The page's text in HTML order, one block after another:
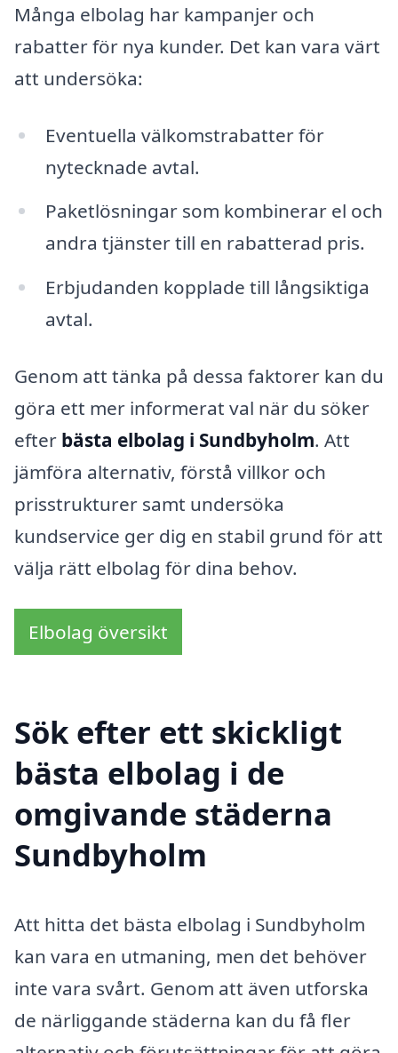
Många elbolag har kampanjer och
rabatter för nya kunder. Det kan vara värt
att undersöka:
Eventuella välkomstrabatter för
nytecknade avtal.
Paketlösningar som kombinerar el och
andra tjänster till en rabatterad pris.
Erbjudanden kopplade till långsiktiga
avtal.
Genom att tänka på dessa faktorer kan du
göra ett mer informerat val när du söker
efter bästa elbolag i Sundbyholm. Att
jämföra alternativ, förstå villkor och
prisstrukturer samt undersöka
kundservice ger dig en stabil grund för att
välja rätt elbolag för dina behov.
Elbolag översikt
Sök efter ett skickligt
bästa elbolag i de
omgivande städerna
Sundbyholm
Att hitta det bästa elbolag i Sundbyholm
kan vara en utmaning, men det behöver
inte vara svårt. Genom att även utforska
de närliggande städerna kan du få fler